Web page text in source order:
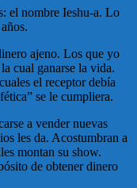
el nombre Ieshu-a. Lo
ajeno. Los que yo
cual ganarse la vida.
el receptor debía
se le cumpliera.
a vender nuevas
les da. Acostumbran a
montan su show.
de obtener dinero